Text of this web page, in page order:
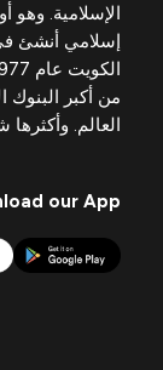
الإسلامية. وهو
إسلامي أنشئ
من أكبر البنوك
العالم. وأكثرها
our App